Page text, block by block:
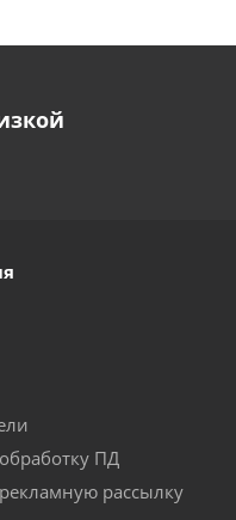
ПД
рассылку